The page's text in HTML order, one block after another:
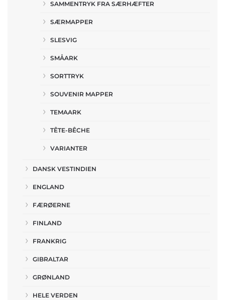
SAMMENTRYK FRA SÆRHÆFTER
SÆRMAPPER
SLESVIG
SMÅARK
SORTTRYK
SOUVENIR MAPPER
TEMAARK
TÊTE-BÊCHE
VARIANTER
DANSK VESTINDIEN
ENGLAND
FÆRØERNE
FINLAND
FRANKRIG
GIBRALTAR
GRØNLAND
HELE VERDEN